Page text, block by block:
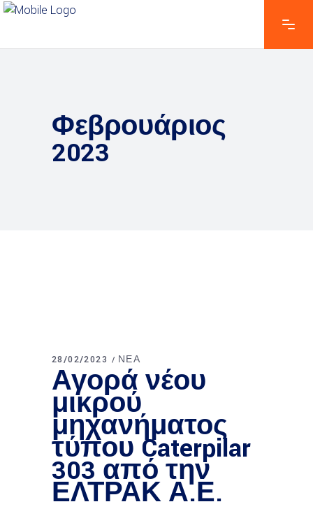
Φεβρουάριος
2023
28/02/2023 ΝΈΑ
Αγορά νέου
μικρού
μηχανήματος
τύπου Caterpilar
303 από την
ΕΛΤΡΑΚ Α.Ε.